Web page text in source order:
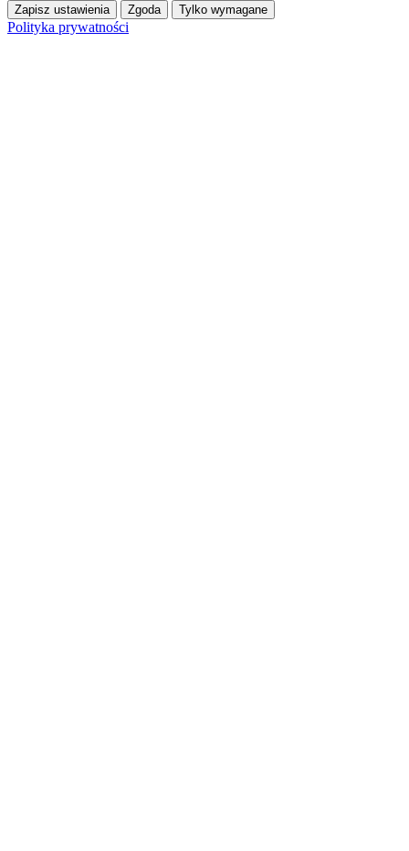
Zapisz ustawienia Zgoda Tylko wymagane
Polityka prywatności